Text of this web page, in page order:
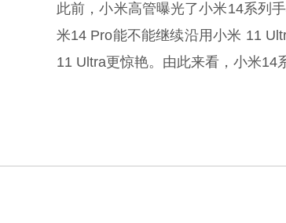
此前，小米高管曝光了小米14系列
米14 Pro能不能继续沿用小米 11
11 Ultra更惊艳。由此来看，小米14